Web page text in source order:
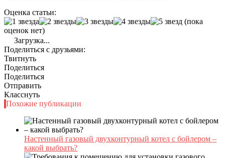
Оценка статьи:
(пока
оценок нет)
Загрузка...
Поделиться с друзьями:
Твитнуть
Поделиться
Поделиться
Отправить
Класснуть
Похожие публикации
Настенный газовый двухконтурный котел с бойлером –
какой выбрать?